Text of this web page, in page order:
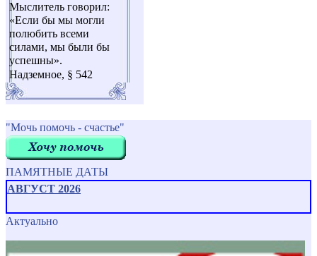
Мыслитель говорил:
«Если бы мы могли
полюбить всеми
силами, мы были бы
успешны».
Надземное, § 542
"Мочь помочь - счастье"
ПАМЯТНЫЕ ДАТЫ
АВГУСТ 2026
Актуально